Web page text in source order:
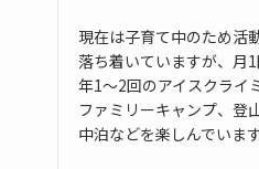
現在は子育て中のため活
落ち着いていますが、月1
年1〜2回のアイスクライ
ファミリーキャンプ、登
中泊などを楽しんでいます